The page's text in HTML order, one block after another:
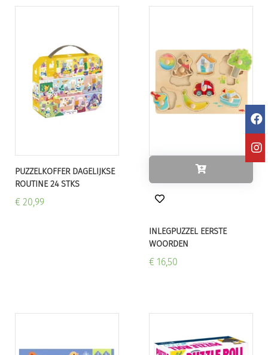
PUZZELKOFFER DAGELIJKSE
ROUTINE 24 STKS
€ 20,99
INLEGPUZZEL EERSTE
WOORDEN
€ 16,50